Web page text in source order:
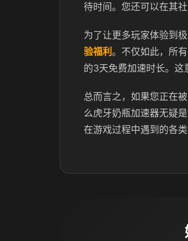
待时间。您还可以在其
为了让更多玩家体验到
验福利 。不仅如此，所
的3天免费加速时长。这
总而言之，如果您正在
么虎牙奶瓶加速器无疑
在游戏过程中遇到的各类